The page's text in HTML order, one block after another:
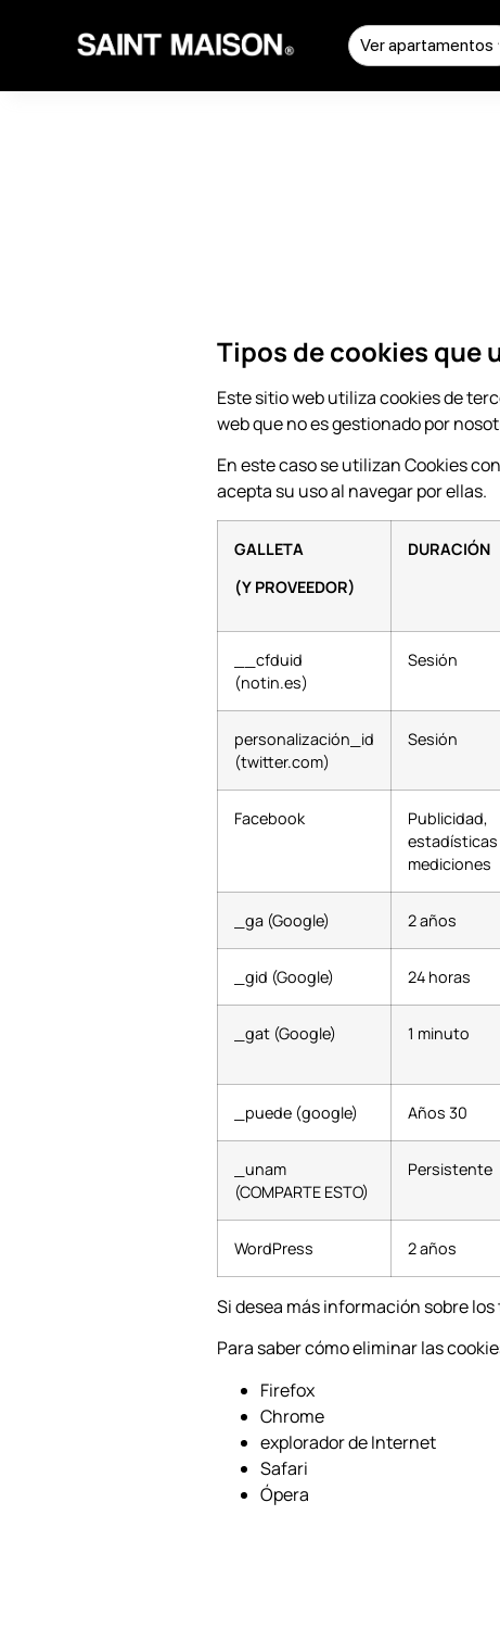
Ver apartamentos
Tipos de cookies que
Este sitio web utiliza cookies de
web que no es gestionado por
En este caso se utilizan Cookies
acepta su uso al navegar por ellas.
GALLETA
(Y PROVEEDOR)
DURACIÓN
__cfduid
(notin.es)
Sesión
personalización_id
(twitter.com)
Sesión
Facebook
Publicidad,
estadísticas
mediciones
_ga (Google) 2 años
_gid (Google) 24 horas
_gat (Google) 1 minuto
_puede (google) Años 30
_unam
(COMPARTE ESTO)
Persistente
WordPress 2 años
Si desea más información sobre
Para saber cómo eliminar las
Firefox
Chrome
explorador de Internet
Safari
Ópera